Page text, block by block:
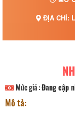
ĐỊA CHỈ:
Mức giá :Đang cập
Mô tả: